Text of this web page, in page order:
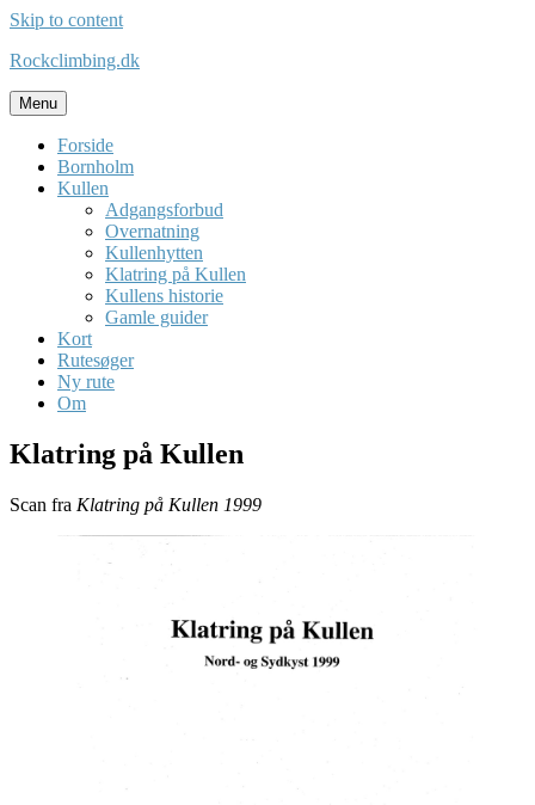
Skip to content
Rockclimbing.dk
Menu
Forside
Bornholm
Kullen
Adgangsforbud
Overnatning
Kullenhytten
Klatring på Kullen
Kullens historie
Gamle guider
Kort
Rutesøger
Ny rute
Om
Klatring på Kullen
Scan fra Klatring på Kullen 1999